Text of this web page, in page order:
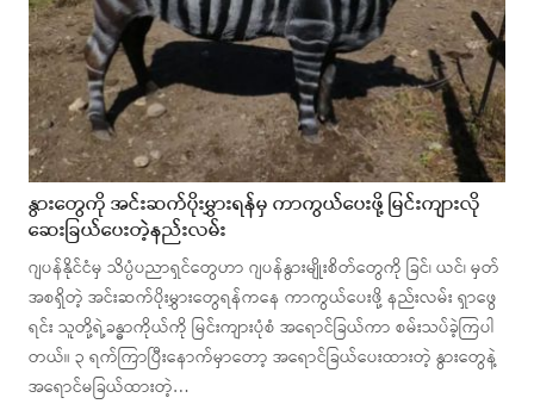
နွားတွေကို အင်းဆက်ပိုးမွှားရန်မှ ကာကွယ်ပေးဖို့ မြင်းကျားလို
ဆေးခြယ်ပေးတဲ့နည်းလမ်း
ဂျပန်နိုင်ငံမှ သိပ္ပံပညာရှင်တွေဟာ ဂျပန်နွားမျိုးစိတ်တွေကို ခြင်၊ ယင်၊ မှတ်
အစရှိတဲ့ အင်းဆက်ပိုးမွှားတွေရန်ကနေ ကာကွယ်ပေးဖို့ နည်းလမ်း ရှာဖွေ
ရင်း သူတို့ရဲ့ခန္ဓာကိုယ်ကို မြင်းကျားပုံစံ အရောင်ခြယ်ကာ စမ်းသပ်ခဲ့ကြပါ
တယ်။ ၃ ရက်ကြာပြီးနောက်မှာတော့ အရောင်ခြယ်ပေးထားတဲ့ နွားတွေနဲ့
အရောင်မခြယ်ထားတဲ့…